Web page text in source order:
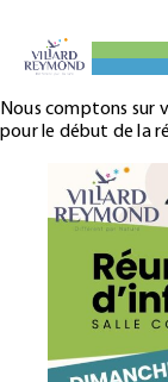
Nous comptons sur
pour le début de la